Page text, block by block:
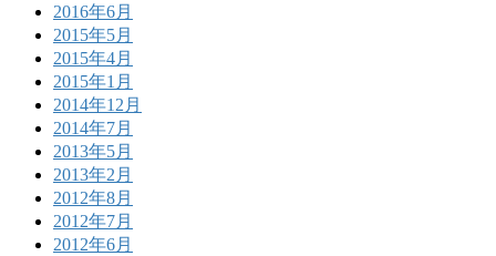
2016年6月
2015年5月
2015年4月
2015年1月
2014年12月
2014年7月
2013年5月
2013年2月
2012年8月
2012年7月
2012年6月